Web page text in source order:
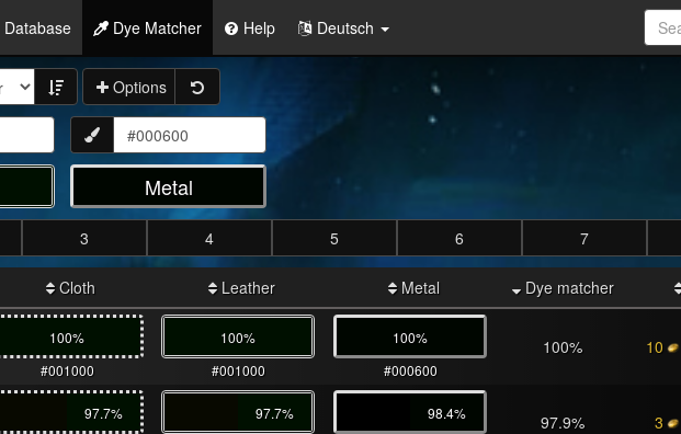
Database Dye Matcher Help Deutsch
Options
Metal
3 4 5 6 7
Cloth Leather Metal Dye matcher
100%
#001000
100%
#001000
100%
#000600
100% 10
97.7%
97.7%
98.4%
97.9% 3